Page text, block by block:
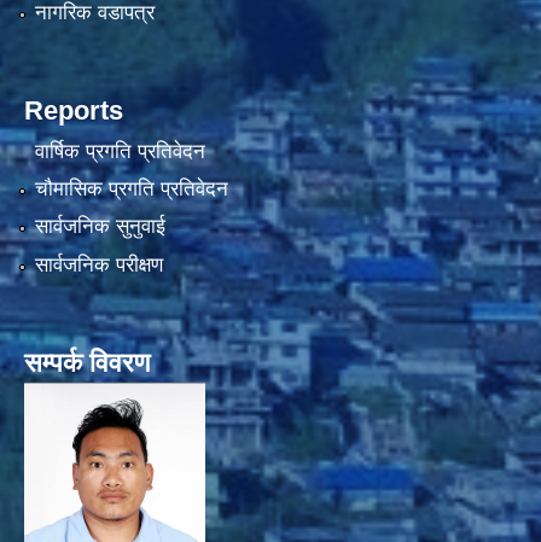
नागरिक वडापत्र
Reports
वार्षिक प्रगति प्रतिवेदन
चौमासिक प्रगति प्रतिवेदन
सार्वजनिक सुनुवाई
सार्वजनिक परीक्षण
सम्पर्क विवरण